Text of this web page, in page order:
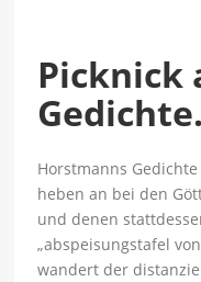
Picknick
Horstmanns
heben an bei den
und denen
„abspeisungstafel
wandert der